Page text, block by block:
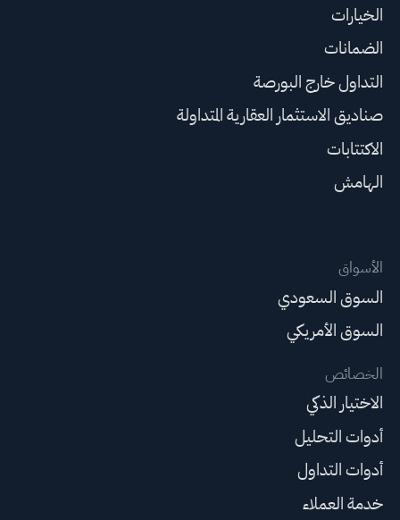
الخيارات
الضمانات
التداول خارج البورصة
صناديق الاستثمار العقارية المتداولة
الاكتتابات
الهامش
الأسواق
السوق السعودي
السوق الأمريكي
الخصائص
الاختيار الذكي
أدوات التحليل
أدوات التداول
خدمة العملاء